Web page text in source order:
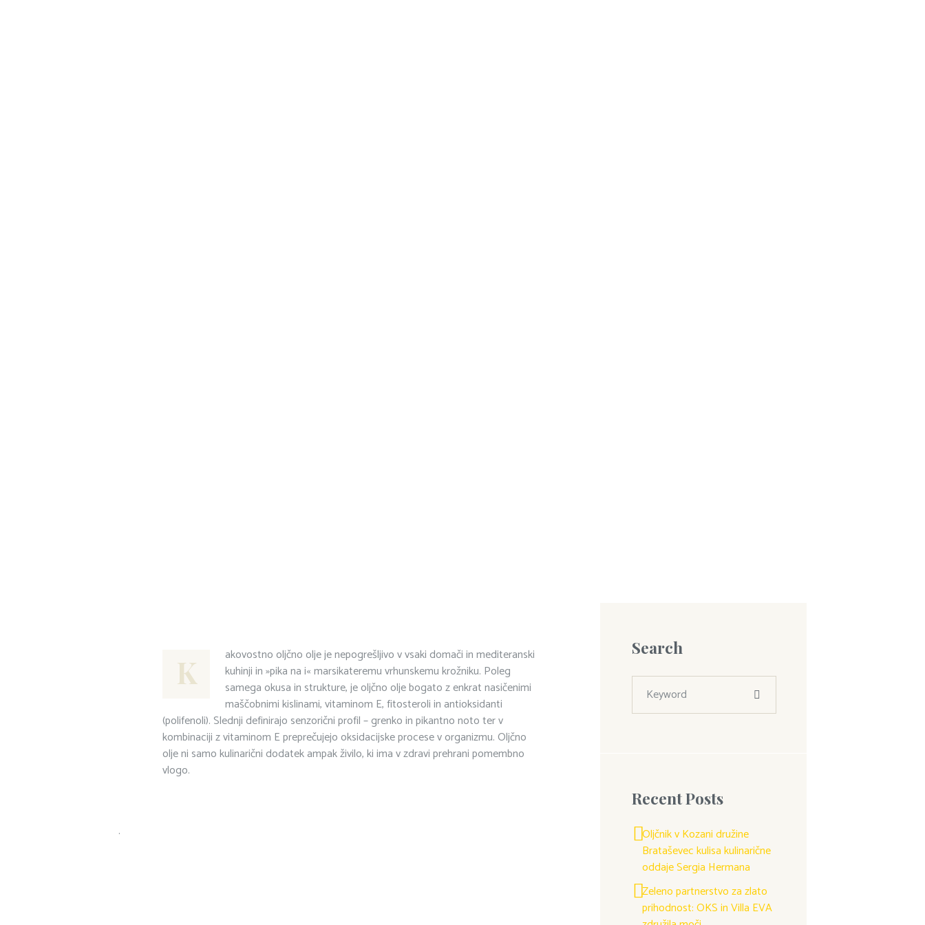
K
akovostno oljčno olje je nepogrešljivo v vsaki domači in mediteranski
kuhinji in »pika na i« marsikateremu vrhunskemu krožniku. Poleg
samega okusa in strukture, je oljčno olje bogato z enkrat nasičenimi
maščobnimi kislinami, vitaminom E, fitosteroli in antioksidanti
(polifenoli). Slednji definirajo senzorični profil – grenko in pikantno noto ter v
kombinaciji z vitaminom E preprečujejo oksidacijske procese v organizmu. Oljčno
olje ni samo kulinarični dodatek ampak živilo, ki ima v zdravi prehrani pomembno
vlogo.
.
Search
Recent Posts
Oljčnik v Kozani družine
Brataševec kulisa kulinarične
oddaje Sergia Hermana
Zeleno partnerstvo za zlato
prihodnost: OKS in Villa EVA